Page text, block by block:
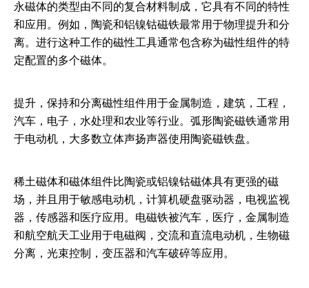
永磁体的类型由不同的复合材料制成，它具有不同的特性
和应用。例如，陶瓷和铝镍钴磁铁最常用于物理提升和分
离。进行这种工作的磁性工具通常包含称为磁性组件的特
定配置的多个磁体。
提升，保持和分离磁性组件用于金属制造，建筑，工程，
汽车，电子，水处理和农业等行业。弧形陶瓷磁铁通常用
于电动机，大多数立体声扬声器使用陶瓷磁铁盘。
稀土磁体和磁体组件比陶瓷或铝镍钴磁体具有更强的磁
场，并且用于敏感电动机，计算机硬盘驱动器，电视监视
器，传感器和医疗应用。电磁铁被汽车，医疗，金属制造
和航空航天工业用于电磁阀，交流和直流电动机，生物磁
分离，光束控制，变压器和汽车破碎等应用。